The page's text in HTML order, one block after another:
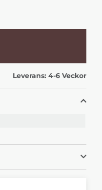
Leverans: 4-6 Veckor